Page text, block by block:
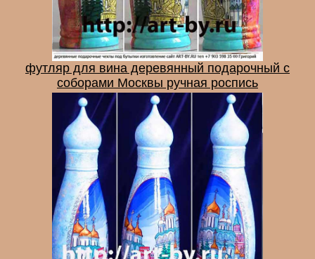
футляр для вина деревянный подарочный с
соборами Москвы ручная роспись